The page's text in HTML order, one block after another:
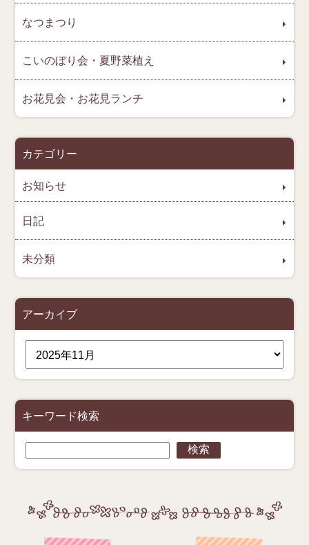
なつまつり
こいのぼり会・夏野菜植え
お花見会・お花見ランチ
カテゴリー
お知らせ
日記
未分類
アーカイブ
ア
ー
イ
ブ
キーワード検索
検
索
検索